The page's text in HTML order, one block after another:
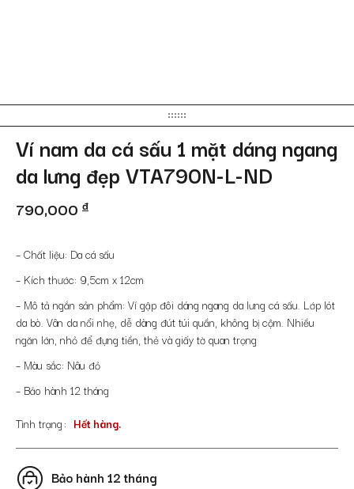
Ví nam da cá sấu 1 mặt dáng ngang
da lưng đẹp VTA790N-L-ND
790,000 đ
– Chất liệu: Da cá sấu
– Kích thước: 9,5cm x 12cm
– Mô tả ngắn sản phẩm: Ví gập đôi dáng ngang da lưng cá sấu. Lớp lót
da bò. Vân da nổi nhẹ, dễ dàng đút túi quần, không bị cộm. Nhiều
ngăn lớn, nhỏ để đựng tiền, thẻ và giấy tờ quan trọng
– Màu sắc: Nâu đỏ
– Bảo hành 12 tháng
Tình trạng
Hết hàng.
Bảo hành 12 tháng